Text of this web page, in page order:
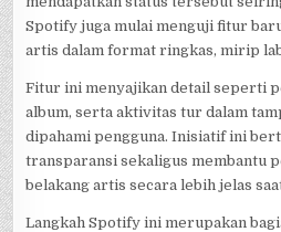
Spotify juga mulai menguji fitur
artis dalam format ringkas, mirip
Fitur ini menyajikan detail seperti
album, serta aktivitas tur dalam
dipahami pengguna. Inisiatif ini
transparansi sekaligus membantu
belakang artis secara lebih jelas
Langkah Spotify ini merupakan